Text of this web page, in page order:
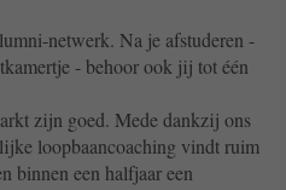
netwerk. Na je afstuderen -
- behoor ook jij tot één
zijn goed. Mede dankzij ons
loopbaancoaching vindt ruim
binnen een halfjaar een